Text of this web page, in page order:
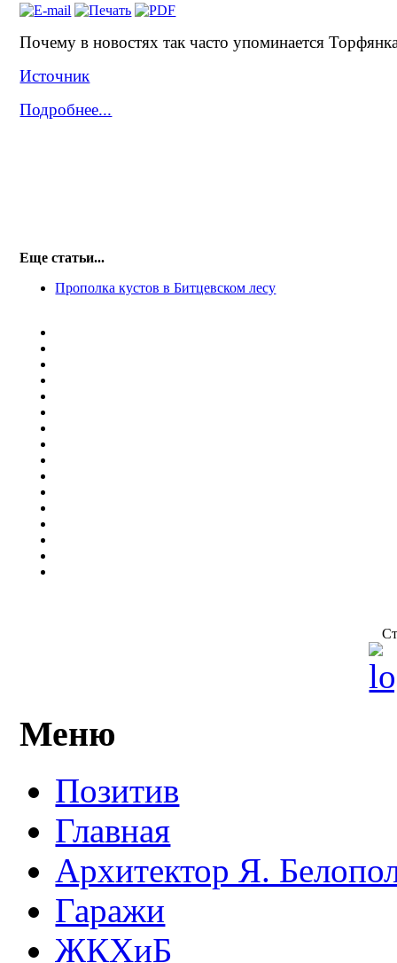
Почему в новостях так часто упоминается
Источник
Подробнее...
Еще статьи...
Прополка кустов в Битцевском лесу
Меню
Позитив
Главная
Архитектор Я.
Гаражи
ЖКХиБ